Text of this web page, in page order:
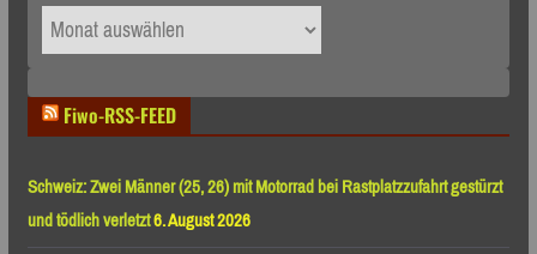
Archiv
nach
Fiwo-RSS-FEED
Schweiz: Zwei Männer (25, 26) mit Motorrad bei Rastplatzzufahrt gestürzt
und tödlich verletzt6. August 2026